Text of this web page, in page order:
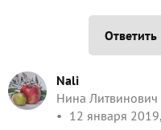
Ответить
Nali
Нина Литвинович
12 января